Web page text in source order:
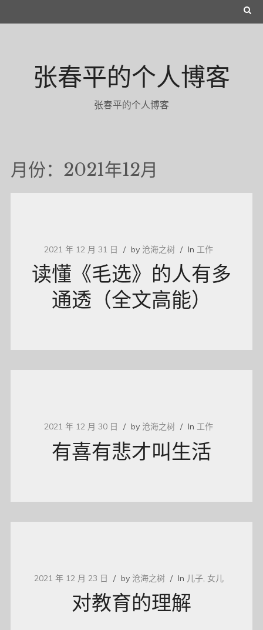
to
张春平的个人博客
张春平的个人博客
月份：2021年12月
2021 年 12 月 31 日 by 沧海之树 In 工作
读懂《毛选》的人有多
通透（全文高能）
2021 年 12 月 30 日 by 沧海之树 In 工作
有喜有悲才叫生活
2021 年 12 月 23 日 by 沧海之树 In 儿子, 女儿
对教育的理解